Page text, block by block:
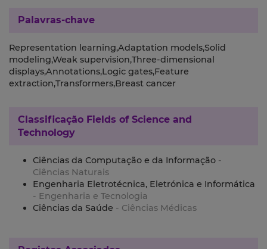
Palavras-chave
Representation learning,Adaptation models,Solid
modeling,Weak supervision,Three-dimensional
displays,Annotations,Logic gates,Feature
extraction,Transformers,Breast cancer
Classificação Fields of Science and
Technology
Ciências da Computação e da Informação -
Ciências Naturais
Engenharia Eletrotécnica, Eletrónica e Informática
- Engenharia e Tecnologia
Ciências da Saúde - Ciências Médicas